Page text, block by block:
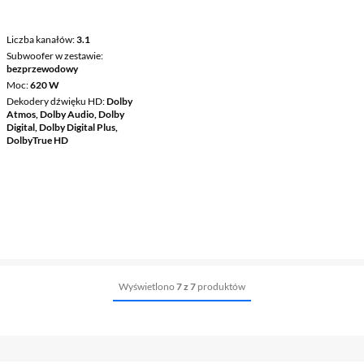
Liczba kanałów 3.1
Subwoofer w zestawie
bezprzewodowy
Moc 620 W
Dekodery dźwięku HD Dolby
Atmos, Dolby Audio, Dolby
Digital, Dolby Digital Plus,
DolbyTrue HD
Wyświetlono 7 z 7 produktów